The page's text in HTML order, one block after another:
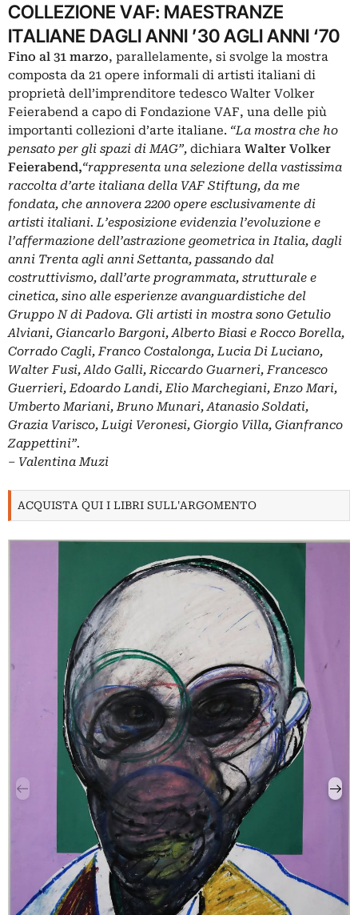
COLLEZIONE VAF: MAESTRANZE
ITALIANE DAGLI ANNI ’30 AGLI ANNI ‘70
Fino al 31 marzo, parallelamente, si svolge la mostra
composta da 21 opere informali di artisti italiani di
proprietà dell’imprenditore tedesco Walter Volker
Feierabend a capo di Fondazione VAF, una delle più
importanti collezioni d’arte italiane. “La mostra che ho
pensato per gli spazi di MAG”, dichiara Walter Volker
Feierabend,“rappresenta una selezione della vastissima
raccolta d’arte italiana della VAF Stiftung, da me
fondata, che annovera 2200 opere esclusivamente di
artisti italiani. L’esposizione evidenzia l’evoluzione e
l’affermazione dell’astrazione geometrica in Italia, dagli
anni Trenta agli anni Settanta, passando dal
costruttivismo, dall’arte programmata, strutturale e
cinetica, sino alle esperienze avanguardistiche del
Gruppo N di Padova. Gli artisti in mostra sono Getulio
Alviani, Giancarlo Bargoni, Alberto Biasi e Rocco Borella,
Corrado Cagli, Franco Costalonga, Lucia Di Luciano,
Walter Fusi, Aldo Galli, Riccardo Guarneri, Francesco
Guerrieri, Edoardo Landi, Elio Marchegiani, Enzo Mari,
Umberto Mariani, Bruno Munari, Atanasio Soldati,
Grazia Varisco, Luigi Veronesi, Giorgio Villa, Gianfranco
Zappettini”.
– Valentina Muzi
ACQUISTA QUI I LIBRI SULL'ARGOMENTO